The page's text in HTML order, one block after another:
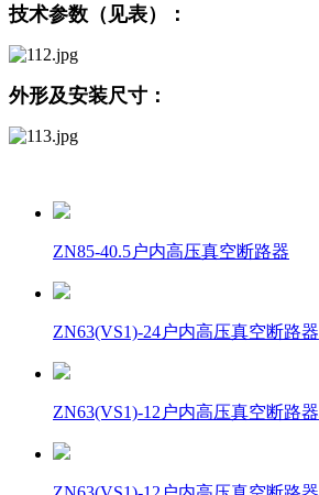
技术参数（见表）：
外形及安装尺寸：
ZN85-40.5户内高压真空断路器
ZN63(VS1)-24户内高压真空断路器
ZN63(VS1)-12户内高压真空断路